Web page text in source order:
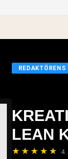
LEAN
★★★★★